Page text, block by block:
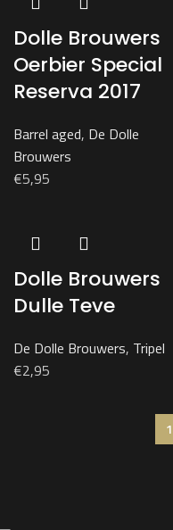
Dolle Brouwers
Oerbier Special
Reserva 2017
Barrel aged, De Dolle
Brouwers
€5,95
Dolle Brouwers
Dulle Teve
De Dolle Brouwers, Tripel
€2,95
1